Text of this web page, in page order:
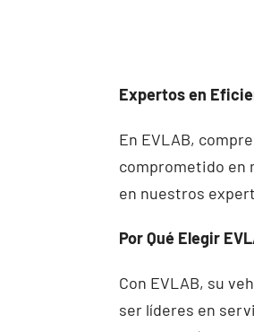
Expertos en
En EVLAB,
comprometido en
en nuestros
Por Qué Elegir
Con EVLAB, su
ser líderes en